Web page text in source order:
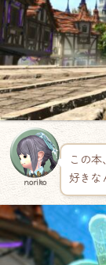
noriko
この
好きな